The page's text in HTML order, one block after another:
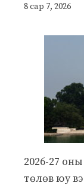
8 сар 7, 2026
2026-27
төлөв юу